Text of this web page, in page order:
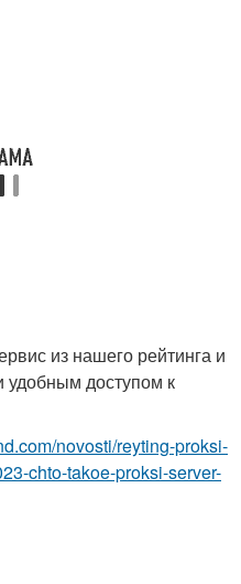
из нашего рейтинга и
удобным доступом к
novosti/reyting-proksi-
chto-takoe-proksi-server-